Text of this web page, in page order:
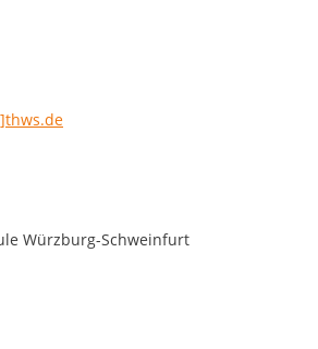
Würzburg-Schweinfurt